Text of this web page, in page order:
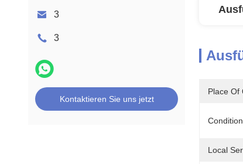
3
3
Kontaktieren Sie uns jetzt
Place Of
Local